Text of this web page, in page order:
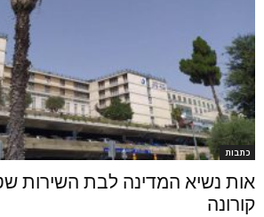
כתבות
אות נשיא המדינה לבת השירות
קורונה